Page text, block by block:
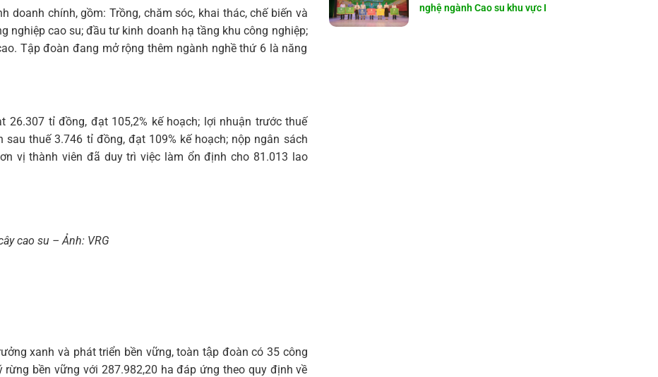
chính, gồm: Trồng, chăm sóc, khai thác, chế biến và
nghiệp cao su; đầu tư kinh doanh hạ tầng khu công nghiệp;
Tập đoàn đang mở rộng thêm ngành nghề thứ 6 là năng
26.307 tỉ đồng, đạt 105,2% kế hoạch; lợi nhuận trước thuế
thuế 3.746 tỉ đồng, đạt 109% kế hoạch; nộp ngân sách
vị thành viên đã duy trì việc làm ổn định cho 81.013 lao
cao su – Ảnh: VRG
xanh và phát triển bền vững, toàn tập đoàn có 35 công
bền vững với 287.982,20 ha đáp ứng theo quy định về
nghệ ngành Cao su khu vực I